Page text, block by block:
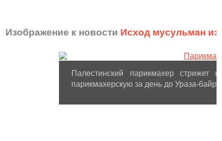
Изображение к новости Исход мусульман из
Палестинский парикмахер
парикмахерскую за день до Ураза-